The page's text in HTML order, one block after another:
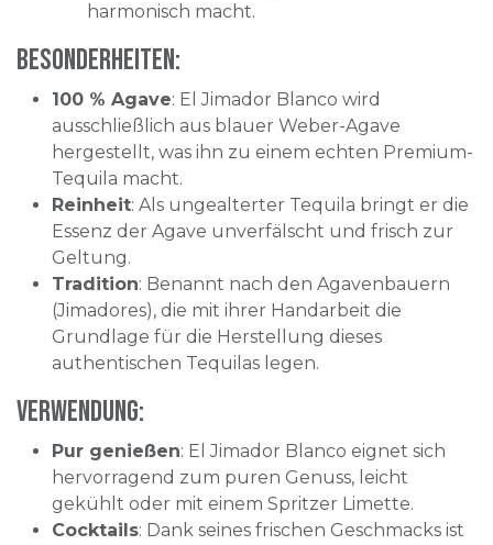
harmonisch macht.
Besonderheiten:
100 % Agave: El Jimador Blanco wird
ausschließlich aus blauer Weber-Agave
hergestellt, was ihn zu einem echten Premium-
Tequila macht.
Reinheit: Als ungealterter Tequila bringt er die
Essenz der Agave unverfälscht und frisch zur
Geltung.
Tradition: Benannt nach den Agavenbauern
(Jimadores), die mit ihrer Handarbeit die
Grundlage für die Herstellung dieses
authentischen Tequilas legen.
Verwendung:
Pur genießen: El Jimador Blanco eignet sich
hervorragend zum puren Genuss, leicht
gekühlt oder mit einem Spritzer Limette.
Cocktails: Dank seines frischen Geschmacks ist